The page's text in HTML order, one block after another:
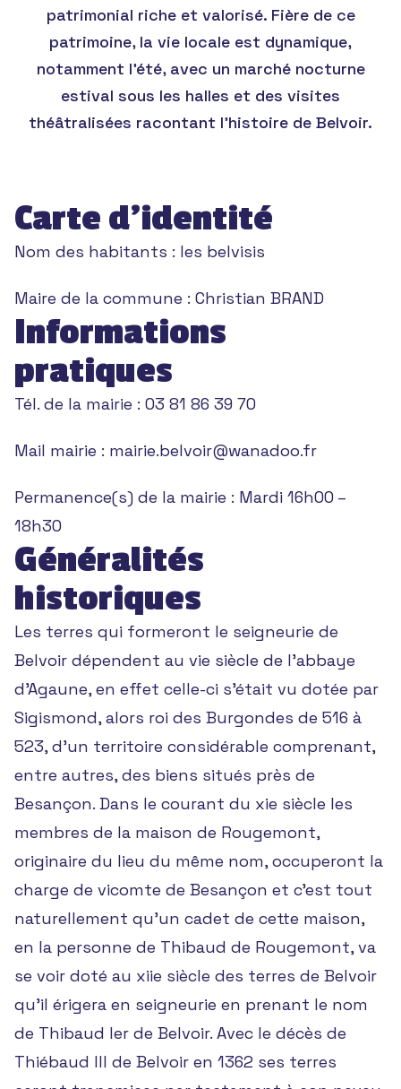
patrimonial riche et valorisé. Fière de ce
patrimoine, la vie locale est dynamique,
notamment l’été, avec un marché nocturne
estival sous les halles et des visites
théâtralisées racontant l’histoire de Belvoir.
Carte d’identité
Nom des habitants : les belvisis
Maire de la commune : Christian BRAND
Informations
pratiques
Tél. de la mairie : 03 81 86 39 70
Mail mairie : mairie.belvoir@wanadoo.fr
Permanence(s) de la mairie : Mardi 16h00 –
18h30
Généralités
historiques
Les terres qui formeront le seigneurie de
Belvoir dépendent au vie siècle de l’abbaye
d’Agaune, en effet celle-ci s’était vu dotée par
Sigismond, alors roi des Burgondes de 516 à
523, d’un territoire considérable comprenant,
entre autres, des biens situés près de
Besançon. Dans le courant du xie siècle les
membres de la maison de Rougemont,
originaire du lieu du même nom, occuperont la
charge de vicomte de Besançon et c’est tout
naturellement qu’un cadet de cette maison,
en la personne de Thibaud de Rougemont, va
se voir doté au xiie siècle des terres de Belvoir
qu’il érigera en seigneurie en prenant le nom
de Thibaud Ier de Belvoir. Avec le décès de
Thiébaud III de Belvoir en 1362 ses terres